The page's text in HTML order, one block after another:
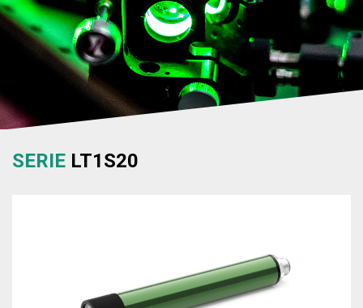
SERIE LT1S20